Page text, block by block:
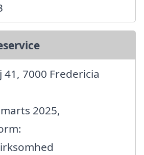
41, 7000 Fredericia
2025,